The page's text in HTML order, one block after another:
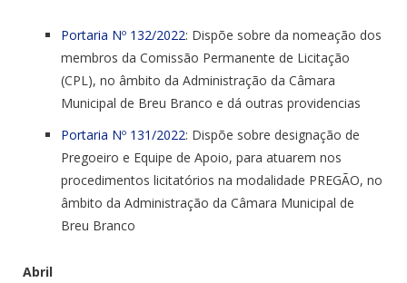
Portaria Nº 132/2022: Dispõe sobre da nomeação dos
membros da Comissão Permanente de Licitação
(CPL), no âmbito da Administração da Câmara
Municipal de Breu Branco e dá outras providencias
Portaria Nº 131/2022: Dispõe sobre designação de
Pregoeiro e Equipe de Apoio, para atuarem nos
procedimentos licitatórios na modalidade PREGÃO, no
âmbito da Administração da Câmara Municipal de
Breu Branco
Abril